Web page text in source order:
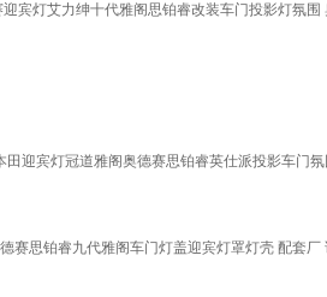
宾灯艾力绅十代雅阁思铂睿改装车门投影灯氛
迎宾灯冠道雅阁奥德赛思铂睿英仕派投影车门
赛思铂睿九代雅阁车门灯盖迎宾灯罩灯壳 配套厂